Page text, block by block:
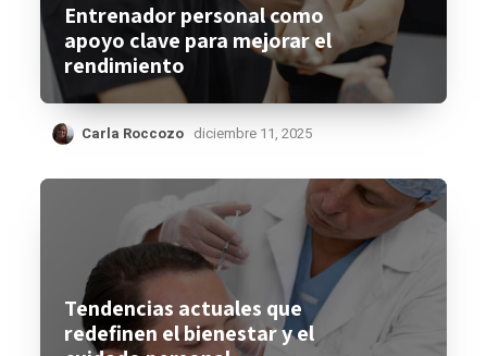
Entrenador personal como
apoyo clave para mejorar el
rendimiento
Carla Roccozo diciembre 11, 2025
Tendencias actuales que
redefinen el bienestar y el